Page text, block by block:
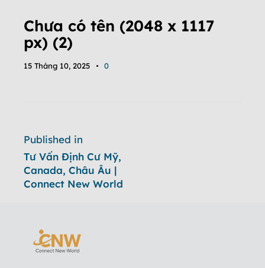
Chưa có tên (2048 x 1117
px) (2)
15 Tháng 10, 2025 0
Published in
Tư Vấn Định Cư Mỹ,
Canada, Châu Âu |
Connect New World